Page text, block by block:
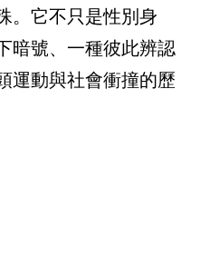
。它不只是性別身
暗號、一種彼此辨認
運動與社會衝撞的歷